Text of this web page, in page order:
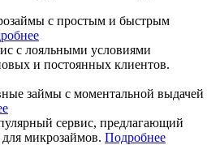
с простым и быстрым
с лояльными условиями
и постоянных клиентов.
займы с моментальной выдачей
сервис, предлагающий
микрозаймов. Подробнее